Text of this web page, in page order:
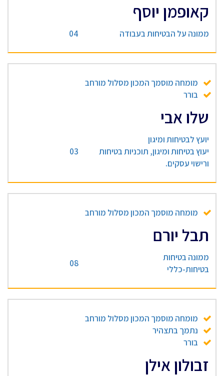
קאופמן יוסף
ממונה על הבטיחות בעבודה 04
מומחה מוסמך המכון מסלול מורחב
בורר
שלו אבי
יועץ לבטיחות ומיגון
יעוץ בטיחות ומיגון, תוכניות בטיחות
ורישוי עסקים.
03
מומחה מוסמך המכון מסלול מורחב
תבל יורם
ממונה בטיחות
בטיחות-כללי
08
מומחה מוסמך המכון מסלול מורחב
נתמך בתצהיר
בורר
זבולון אילן